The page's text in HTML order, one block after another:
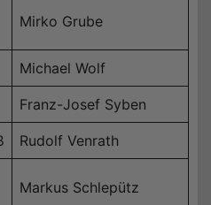
Mirko Grube
Michael Wolf
Franz-Josef Syben
Rudolf Venrath
Markus Schlepütz